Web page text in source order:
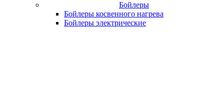
Бойлеры
Бойлеры косвенного нагрева
Бойлеры электрические